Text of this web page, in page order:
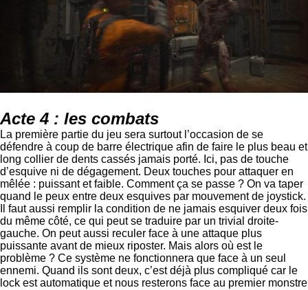
Acte 4 : les combats
La première partie du jeu sera surtout l’occasion de se
défendre à coup de barre électrique afin de faire le plus beau et
long collier de dents cassés jamais porté. Ici, pas de touche
d’esquive ni de dégagement. Deux touches pour attaquer en
mêlée : puissant et faible. Comment ça se passe ? On va taper
quand le peux entre deux esquives par mouvement de joystick.
Il faut aussi remplir la condition de ne jamais esquiver deux fois
du même côté, ce qui peut se traduire par un trivial droite-
gauche. On peut aussi reculer face à une attaque plus
puissante avant de mieux riposter. Mais alors où est le
problème ? Ce système ne fonctionnera que face à un seul
ennemi. Quand ils sont deux, c’est déjà plus compliqué car le
lock est automatique et nous resterons face au premier monstre